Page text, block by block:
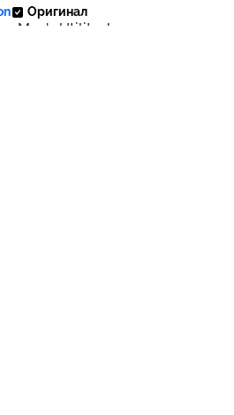
Оригинал
Men's Utility Jogger